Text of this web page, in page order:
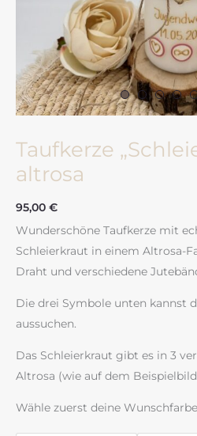
Taufkerze
altrosa
95,00 €
Wunderschöne Taufkerze mit
Schleierkraut in einem Altrosa-
Draht und verschiedene
Die drei Symbole unten kannst
aussuchen.
Das Schleierkraut gibt es in 3
Altrosa (wie auf dem
Wähle zuerst deine